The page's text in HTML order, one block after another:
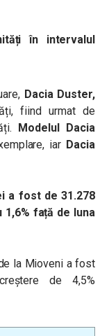
în intervalul
Dacia Duster,
fiind urmat de
Modelul Dacia
iar Dacia
a fost de 31.278
față de luna
la Mioveni a fost
de 4,5%